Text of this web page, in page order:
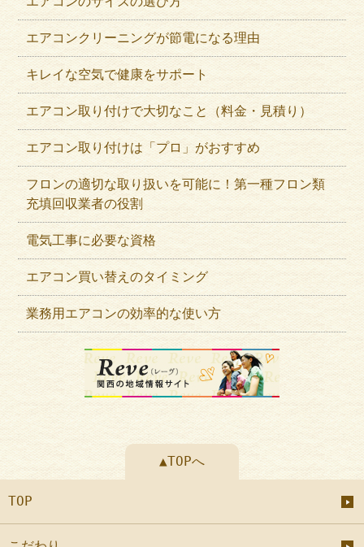
エアコンクリーニングが節電になる理由
キレイな空気で健康をサポート
エアコン取り付けで大切なこと（料金・見積り）
エアコン取り付けは「プロ」がおすすめ
フロンの適切な取り扱いを可能に！第一種フロン類
充填回収業者の役割
電気工事に必要な資格
エアコン買い替えのタイミング
業務用エアコンの効率的な使い方
▲TOPへ
TOP